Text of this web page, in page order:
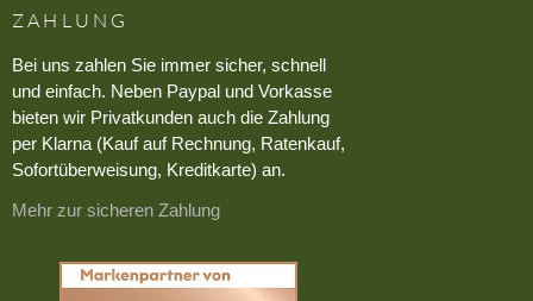
ZAHLUNG
Bei uns zahlen Sie immer sicher, schnell
und einfach. Neben Paypal und Vorkasse
bieten wir Privatkunden auch die Zahlung
per Klarna (Kauf auf Rechnung, Ratenkauf,
Sofortüberweisung, Kreditkarte) an.
Mehr zur sicheren Zahlung